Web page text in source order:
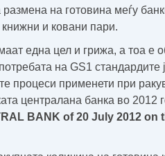
на готовина меѓу
и ковани пари.
една цел и грижа, а тоа е
на GS1 стандардите
процеси применети при
централана банка во 2012
BANK of 20 July 2012 on